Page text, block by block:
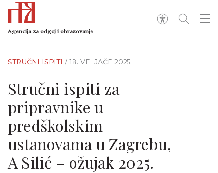
Agencija za odgoj i obrazovanje
STRUČNI ISPITI / 18. VELJAČE 2025.
Stručni ispiti za
pripravnike u
predškolskim
ustanovama u Zagrebu,
A Silić – ožujak 2025.